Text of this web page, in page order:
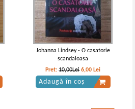
Johanna Lindsey - O casatorie
scandaloasa
Pret:10,00Lei 6,00 Lei
Adaugă în coș